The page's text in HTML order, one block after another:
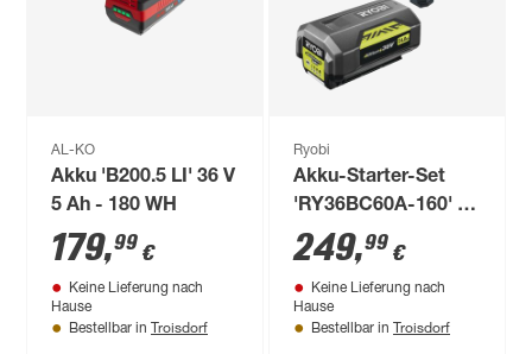
AL-KO
Akku 'B200.5 LI' 36 V
5 Ah - 180 WH
179,99 €
Keine Lieferung nach
Hause
Bestellbar in Troisdorf
Ryobi
Akku-Starter-Set
'RY36BC60A-160' 36
V 4,0 Ah
249,99 €
Keine Lieferung nach
Hause
Bestellbar in Troisdorf